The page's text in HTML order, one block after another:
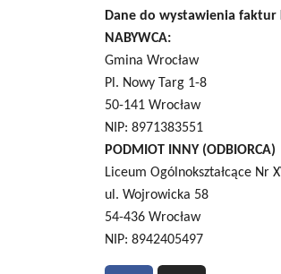
Dane do wystawienia faktur
NABYWCA:
Gmina Wrocław
Pl. Nowy Targ 1-8
50-141 Wrocław
NIP: 8971383551
PODMIOT INNY (ODBIORCA)
Liceum Ogólnokształcące Nr
ul. Wojrowicka 58
54-436 Wrocław
NIP: 8942405497